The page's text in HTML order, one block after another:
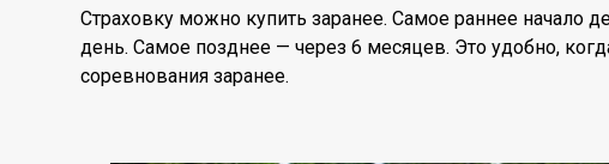
Страховку можно купить заранее. Самое раннее начало
день. Самое позднее — через 6 месяцев. Это удобно,
соревнования заранее.